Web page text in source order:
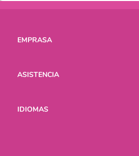
EMPRASA
ASISTENCIA
IDIOMAS